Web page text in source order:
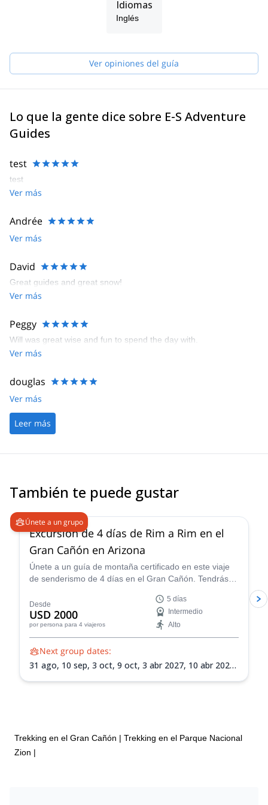
Idiomas
Inglés
Ver opiniones del guía
Lo que la gente dice sobre E-S Adventure
Guides
test
test
Ver más
Andrée
Ver más
David
Great guides and great snow!
Ver más
Peggy
Will was great wise and fun to spend the day with.
Ver más
douglas
Ver más
Leer más
También te puede gustar
Únete a un grupo
Excursión de 4 días de Rim a Rim en el
Gran Cañón en Arizona
Únete a un guía de montaña certificado en este viaje
de senderismo de 4 días en el Gran Cañón. Tendrás la
nacional de primera mano.
Desde
USD 2000
por persona para 4 viajeros
5 días
Intermedio
Alto
Next group dates:
31 ago, 10 sep, 3 oct, 9 oct, 3 abr 2027, 10 abr 2027,
Trekking en el Gran Cañón | Trekking en el Parque Nacional
Zion |